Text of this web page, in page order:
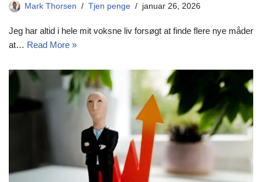
Mark Thorsen Tjen penge januar 26, 2026
Jeg har altid i hele mit voksne liv forsøgt at finde flere nye måder
at… Read More »